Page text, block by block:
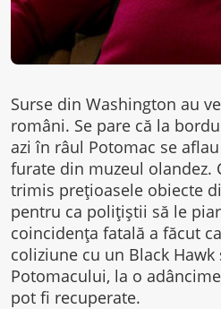
Surse din Washington au
români. Se pare că la
azi în râul Potomac se
furate din muzeul olandez.
trimis prețioasele obiecte
pentru ca polițiștii să le
coincidența fatală a făcut
coliziune cu un Black
Potomacului, la o
pot fi recuperate.